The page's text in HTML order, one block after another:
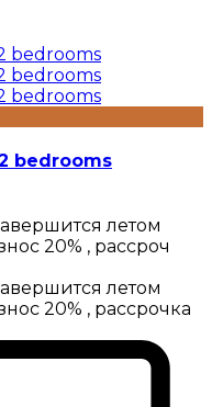
bedrooms
летом
20% , рассроч
летом
20% , рассрочка